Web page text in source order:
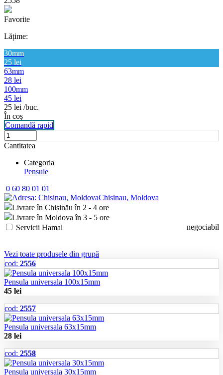
Favorite
Lățime:
30mm
25 lei
63mm
28 lei
100mm
45 lei
25 lei /buc.
În coș
Comandă rapid
Cantitatea
Categoria
Pensule
0 60 80 01 01
Chisinau, Moldova
Livrare în Chișinău în 2 - 4 ore
Livrare în Moldova în 3 - 5 ore
Servicii Hamal
negociabil
Vezi toate produsele din grupă
cod: 2556
Pensula universala 100x15mm
45 lei
cod: 2557
Pensula universala 63x15mm
28 lei
cod: 2558
Pensula universala 30x15mm